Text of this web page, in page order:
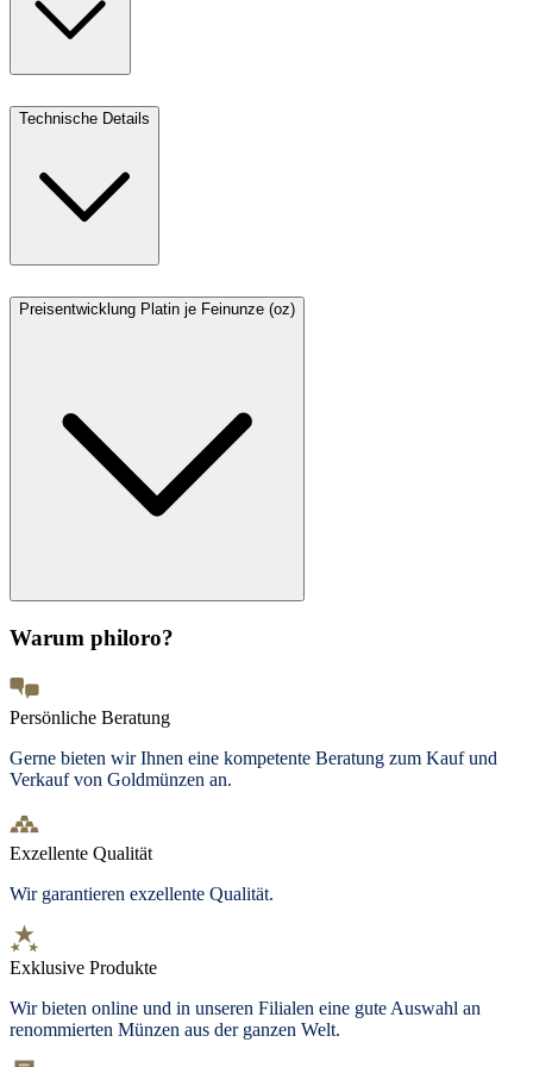
Technische Details
Preisentwicklung Platin je Feinunze (oz)
Warum philoro?
Persönliche Beratung
Gerne bieten wir Ihnen eine kompetente Beratung zum Kauf und
Verkauf von Goldmünzen an.
Exzellente Qualität
Wir garantieren exzellente Qualität.
Exklusive Produkte
Wir bieten online und in unseren Filialen eine gute Auswahl an
renommierten Münzen aus der ganzen Welt.